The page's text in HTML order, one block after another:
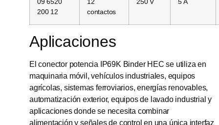
09 6520
200 12
12
contactos
250 V 5 A
Aplicaciones
El conector potencia IP69K Binder HEC se utiliza en
maquinaria móvil, vehículos industriales, equipos
agrícolas, sistemas ferroviarios, energías renovables,
automatización exterior, equipos de lavado industrial y
aplicaciones donde se necesita combinar
alimentación y señales de control en una única interfaz